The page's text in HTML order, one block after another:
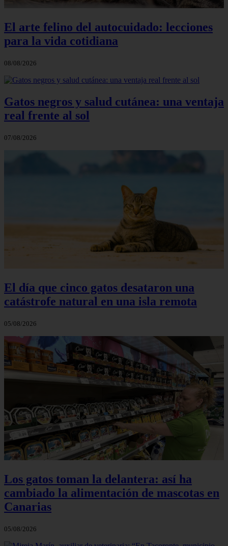
El arte felino del autocuidado: lecciones
para la vida cotidiana
08/08/2026
Gatos negros y salud cutánea: una ventaja
real frente al sol
07/08/2026
El día que cinco gatos desataron una
catástrofe natural en una isla remota
05/08/2026
Los gatos toman la delantera: así ha
cambiado la alimentación de mascotas en
Canarias
05/08/2026